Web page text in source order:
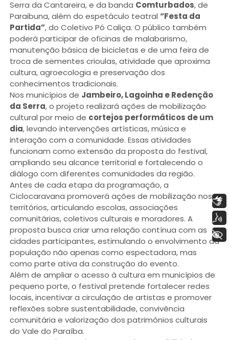
Serra da Cantareira, e da banda Comturbados, de
Paraibuna, além do espetáculo teatral “Festa da
Partida”, do Coletivo Pó Caliça. O público também
poderá participar de oficinas de malabarismo,
manutenção básica de bicicletas e de uma feira de
troca de sementes crioulas, atividade que aproxima
cultura, agroecologia e preservação dos
conhecimentos tradicionais.
Nos municípios de Jambeiro, Lagoinha e Redenção
da Serra, o projeto realizará ações de mobilização
cultural por meio de cortejos performáticos de um
dia, levando intervenções artísticas, música e
interação com a comunidade. Essas atividades
funcionam como extensão da proposta do festival,
ampliando seu alcance territorial e fortalecendo o
diálogo com diferentes comunidades da região.
Antes de cada etapa da programação, a
Ciclocaravana promoverá ações de mobilização nos
territórios, articulando escolas, associações
comunitárias, coletivos culturais e moradores. A
proposta busca criar uma relação contínua com as
cidades participantes, estimulando o envolvimento da
população não apenas como espectadora, mas
como parte ativa da construção do evento.
Além de ampliar o acesso à cultura em municípios de
pequeno porte, o festival pretende fortalecer redes
locais, incentivar a circulação de artistas e promover
reflexões sobre sustentabilidade, convivência
comunitária e valorização dos patrimônios culturais
do Vale do Paraíba.
Libras
Voz
+ Acessibilidade